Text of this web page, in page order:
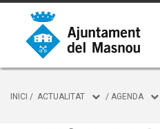
INICI / ACTUALITAT / AGENDA